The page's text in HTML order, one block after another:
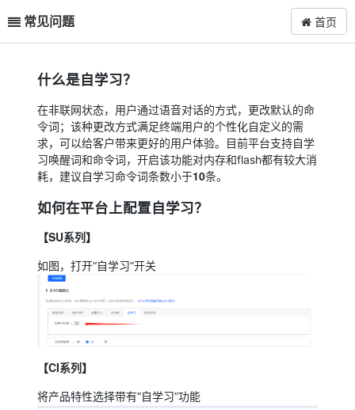
常见问题 首页
什么是自学习？
在非联网状态，用户通过语音对话的方式，更改默认的命
令词；该种更改方式满足终端用户的个性化自定义的需
求，可以给客户带来更好的用户体验。目前平台支持自学
习唤醒词和命令词，开启该功能对内存和flash都有较大消
耗，建议自学习命令词条数小于10条。
如何在平台上配置自学习？
【SU系列】
如图，打开“自学习”开关
【CI系列】
将产品特性选择带有“自学习”功能